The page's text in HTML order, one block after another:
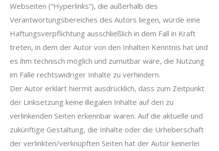
Webseiten (“Hyperlinks”), die außerhalb des
Verantwortungsbereiches des Autors liegen, würde eine
Haftungsverpflichtung ausschließlich in dem Fall in Kraft
treten, in dem der Autor von den Inhalten Kenntnis hat und
es ihm technisch möglich und zumutbar wäre, die Nutzung
im Falle rechtswidriger Inhalte zu verhindern.
Der Autor erklärt hiermit ausdrücklich, dass zum Zeitpunkt
der Linksetzung keine illegalen Inhalte auf den zu
verlinkenden Seiten erkennbar waren. Auf die aktuelle und
zukünftige Gestaltung, die Inhalte oder die Urheberschaft
der verlinkten/verknüpften Seiten hat der Autor keinerlei